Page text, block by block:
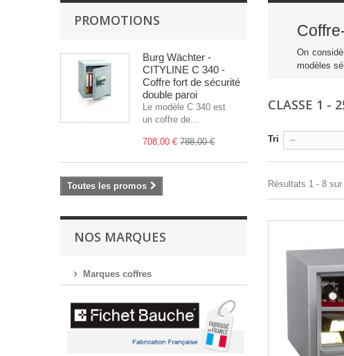
PROMOTIONS
Burg Wächter -
CITYLINE C 340 -
Coffre fort de sécurité
double paroi
Le modèle C 340 est
un coffre de...
708,00 € 788,00 €
Toutes les promos
NOS MARQUES
Marques coffres
On
modèles
CLASSE 1 -
Tri --
Résultats 1 - 8 sur